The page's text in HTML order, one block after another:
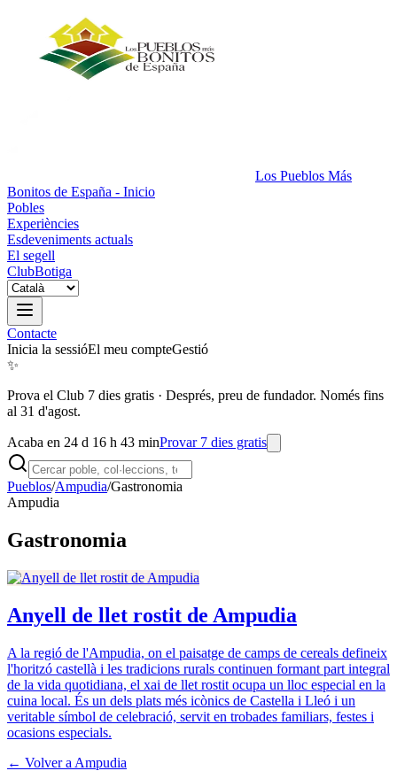
Los Pueblos Más
Bonitos de España - Inicio
Pobles
Experiències
Esdeveniments actuals
El segell
ClubBotiga
Contacte
Inicia la sessióEl meu compteGestió
✨
Prova el Club 7 dies gratis · Després, preu de fundador. Només fins
al 31 d'agost.
Acaba en 24 d 16 h 43 minProvar 7 dies gratis
Pueblos/Ampudia/Gastronomia
Ampudia
Gastronomia
Anyell de llet rostit de Ampudia
A la regió de l'Ampudia, on el paisatge de camps de cereals defineix
l'horitzó castellà i les tradicions rurals continuen formant part integral
de la vida quotidiana, el xai de llet rostit ocupa un lloc especial en la
cuina local. És un dels plats més icònics de Castella i Lleó i un
veritable símbol de celebració, servit en trobades familiars, festes i
ocasions especials.
← Volver a Ampudia